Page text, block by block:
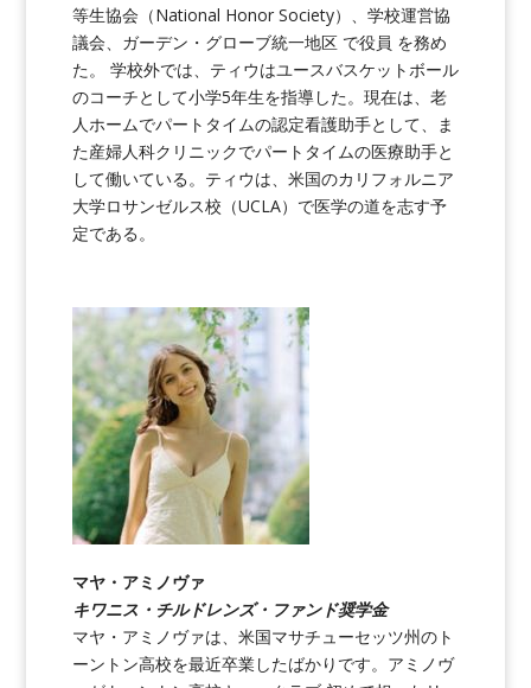
等生協会（National Honor Society）、学校運営協
議会、ガーデン・グローブ統一地区 で役員 を務め
た。 学校外では、ティウはユースバスケットボール
のコーチとして小学5年生を指導した。現在は、老
人ホームでパートタイムの認定看護助手として、ま
た産婦人科クリニックでパートタイムの医療助手と
して働いている。ティウは、米国のカリフォルニア
大学ロサンゼルス校（UCLA）で医学の道を志す予
定である。
マヤ・アミノヴァ
キワニス・チルドレンズ・ファンド奨学金
マヤ・アミノヴァは、米国マサチューセッツ州のト
ーントン高校を最近卒業したばかりです。アミノヴ